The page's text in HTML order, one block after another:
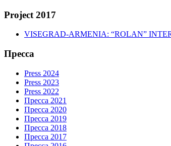
Project 2017
VISEGRAD-ARMENIA: “ROLAN”
Пресса
Press 2024
Press 2023
Press 2022
Пресса 2021
Пресса 2020
Пресса 2019
Пресса 2018
Пресса 2017